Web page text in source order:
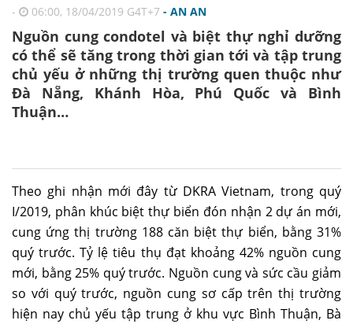
- 06:00, 18/04/2019 G4T+7 - AN AN
Nguồn cung condotel và biệt thự nghỉ dưỡng
có thể sẽ tăng trong thời gian tới và tập trung
chủ yếu ở những thị trường quen thuộc như
Đà Nẵng, Khánh Hòa, Phú Quốc và Bình
Thuận…
Theo ghi nhận mới đây từ DKRA Vietnam, trong quý
I/2019, phân khúc biệt thự biển đón nhận 2 dự án mới,
cung ứng thị trường 188 căn biệt thự biển, bằng 31%
quý trước. Tỷ lệ tiêu thụ đạt khoảng 42% nguồn cung
mới, bằng 25% quý trước. Nguồn cung và sức cầu giảm
so với quý trước, nguồn cung sơ cấp trên thị trường
hiện nay chủ yếu tập trung ở khu vực Bình Thuận, Bà